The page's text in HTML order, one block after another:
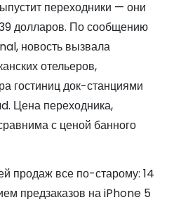
переходники — они
39 долларов. По сообщению
новость вызвала
отельеров,
гостиниц док-станциями
Цена переходника,
с ценой банного
продаж все по-старому: 14
предзаказов на iPhone 5